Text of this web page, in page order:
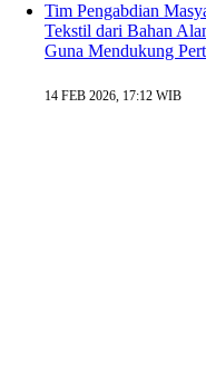
Tim Pengabdian
Tekstil dari Bahan
Guna Mendukung
14 FEB 2026, 17:12 WIB